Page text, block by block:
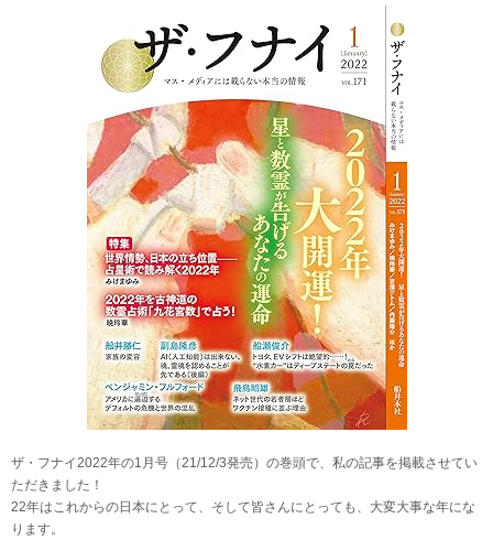
ザ・フナイ2022年の1月号（21/12/3発売）の巻頭で、私の記事を掲載させてい
ただきました！
22年はこれからの日本にとって、そして皆さんにとっても、大変大事な年にな
ります。